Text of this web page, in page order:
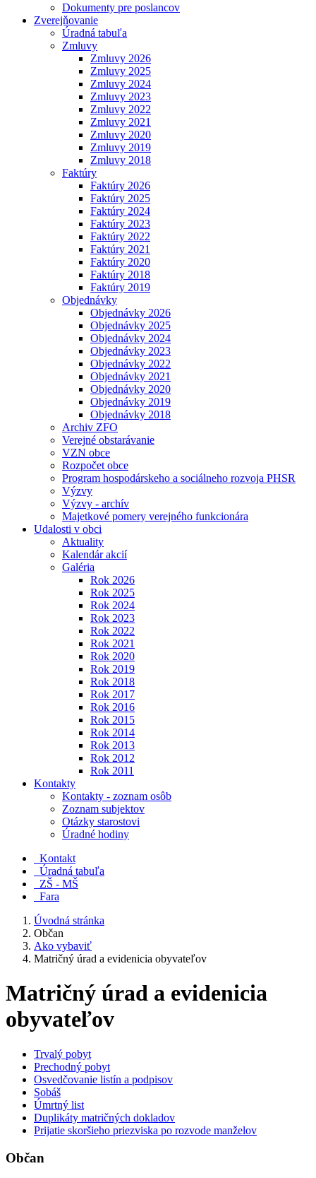
Dokumenty pre poslancov
Zverejňovanie
Úradná tabuľa
Zmluvy
Zmluvy 2026
Zmluvy 2025
Zmluvy 2024
Zmluvy 2023
Zmluvy 2022
Zmluvy 2021
Zmluvy 2020
Zmluvy 2019
Zmluvy 2018
Faktúry
Faktúry 2026
Faktúry 2025
Faktúry 2024
Faktúry 2023
Faktúry 2022
Faktúry 2021
Faktúry 2020
Faktúry 2018
Faktúry 2019
Objednávky
Objednávky 2026
Objednávky 2025
Objednávky 2024
Objednávky 2023
Objednávky 2022
Objednávky 2021
Objednávky 2020
Objednávky 2019
Objednávky 2018
Archiv ZFO
Verejné obstarávanie
VZN obce
Rozpočet obce
Program hospodárskeho a sociálneho rozvoja PHSR
Výzvy
Výzvy - archív
Majetkové pomery verejného funkcionára
Udalosti v obci
Aktuality
Kalendár akcií
Galéria
Rok 2026
Rok 2025
Rok 2024
Rok 2023
Rok 2022
Rok 2021
Rok 2020
Rok 2019
Rok 2018
Rok 2017
Rok 2016
Rok 2015
Rok 2014
Rok 2013
Rok 2012
Rok 2011
Kontakty
Kontakty - zoznam osôb
Zoznam subjektov
Otázky starostovi
Úradné hodiny
Kontakt
Úradná tabuľa
ZŠ - MŠ
Fara
Úvodná stránka
Občan
Ako vybaviť
Matričný úrad a evidenicia obyvateľov
Matričný úrad a evidenicia
obyvateľov
Trvalý pobyt
Prechodný pobyt
Osvedčovanie listín a podpisov
Sobáš
Úmrtný list
Duplikáty matričných dokladov
Prijatie skoršieho priezviska po rozvode manželov
Občan